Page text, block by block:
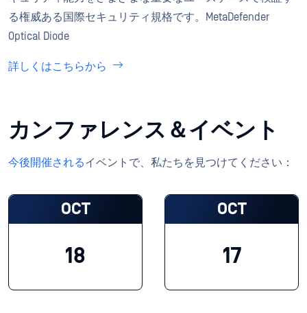
る権威ある国際セキュリティ規格です。MetaDefender
Optical Diode
詳しくはこちらから
カンファレンス＆イベント
今後開催されるイベントで、私たちを見つけてください：
OCT
18
OCT
17